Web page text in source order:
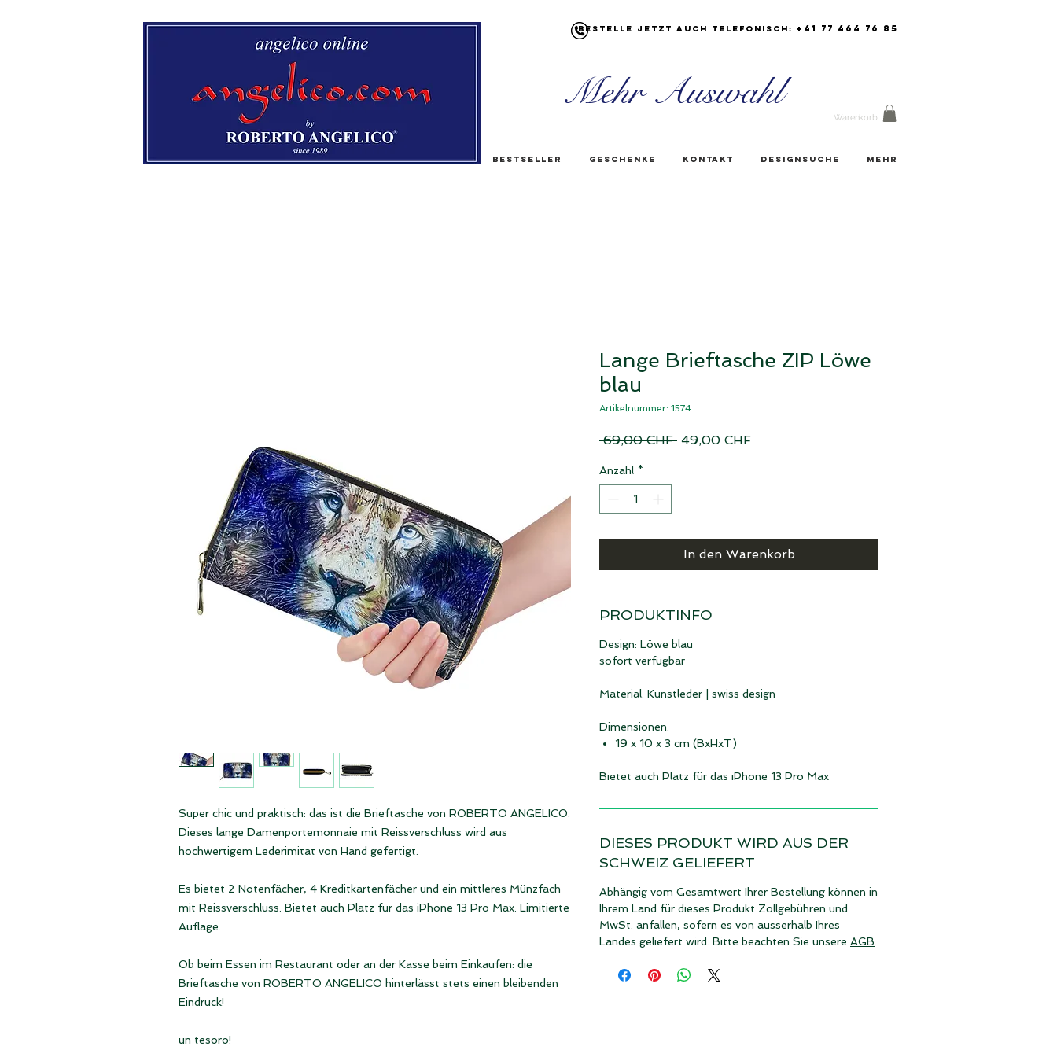
Bestelle jetzt auch Telefonisch: +41 77 464 76 85
Warenkorb
Mehr Auswahl
Bestseller Geschenke Kontakt Designsuche Mehr
Super chic und praktisch: das ist die Brieftasche von ROBERTO ANGELICO.
Dieses lange Damenportemonnaie mit Reissverschluss wird aus
hochwertigem Lederimitat von Hand gefertigt.
Es bietet 2 Notenfächer, 4 Kreditkartenfächer und ein mittleres Münzfach
mit Reissverschluss. Bietet auch Platz für das iPhone 13 Pro Max. Limitierte
Auflage.
Ob beim Essen im Restaurant oder an der Kasse beim Einkaufen: die
Brieftasche von ROBERTO ANGELICO hinterlässt stets einen bleibenden
Eindruck!
un tesoro!
Lange Brieftasche ZIP Löwe
blau
Artikelnummer: 1574
69,00 CHF Standardpreis
49,00 CHFSale-
Anzahl *
In den Warenkorb
PRODUKTINFO
Design: Löwe blau
sofort verfügbar
Material: Kunstleder | swiss design
Dimensionen:
19 x 10 x 3 cm (BxHxT)
Bietet auch Platz für das iPhone 13 Pro Max
DIESES PRODUKT WIRD AUS DER
SCHWEIZ GELIEFERT
Abhängig vom Gesamtwert Ihrer Bestellung können in
Ihrem Land für dieses Produkt Zollgebühren und
MwSt. anfallen, sofern es von ausserhalb Ihres
Landes geliefert wird. Bitte beachten Sie unsere AGB